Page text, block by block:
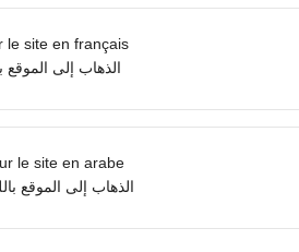
Utile (0)
le site en français
الذهاب إلى الموقع
le site en arabe
الذهاب إلى الموقع